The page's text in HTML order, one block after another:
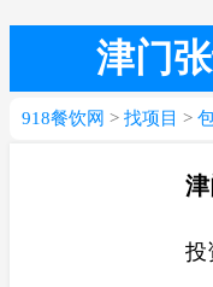
津门
918餐饮网 > 找项目 >
投